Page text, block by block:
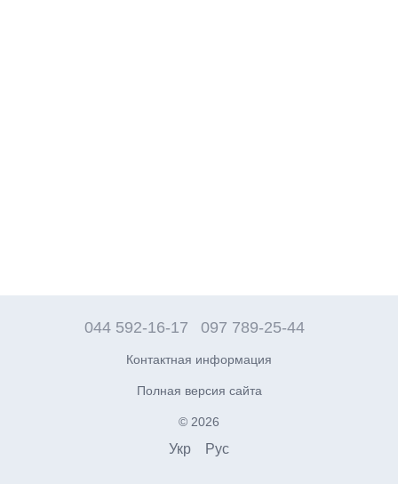
044 592-16-17 097 789-25-44
Контактная информация
Полная версия сайта
© 2026
Укр Рус